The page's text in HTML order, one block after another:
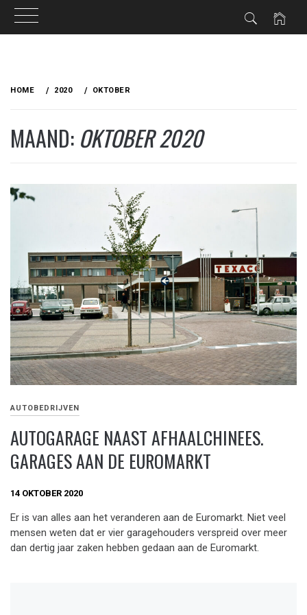
HOME 2020 OKTOBER
MAAND: OKTOBER 2020
AUTOBEDRIJVEN
AUTOGARAGE NAAST AFHAALCHINEES.
GARAGES AAN DE EUROMARKT
14 OKTOBER 2020
Er is van alles aan het veranderen aan de Euromarkt. Niet veel
mensen weten dat er vier garagehouders verspreid over meer
dan dertig jaar zaken hebben gedaan aan de Euromarkt.